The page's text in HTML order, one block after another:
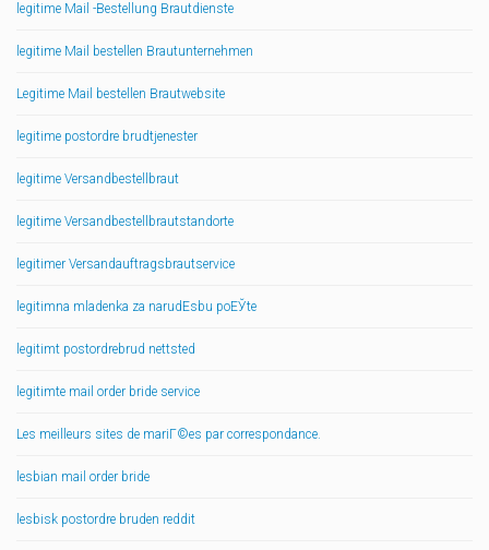
legitime Mail -Bestellung Brautdienste
legitime Mail bestellen Brautunternehmen
Legitime Mail bestellen Brautwebsite
legitime postordre brudtjenester
legitime Versandbestellbraut
legitime Versandbestellbrautstandorte
legitimer Versandauftragsbrautservice
legitimna mladenka za narudЕѕbu poЕЎte
legitimt postordrebrud nettsted
legitimte mail order bride service
Les meilleurs sites de mariГ©es par correspondance.
lesbian mail order bride
lesbisk postordre bruden reddit